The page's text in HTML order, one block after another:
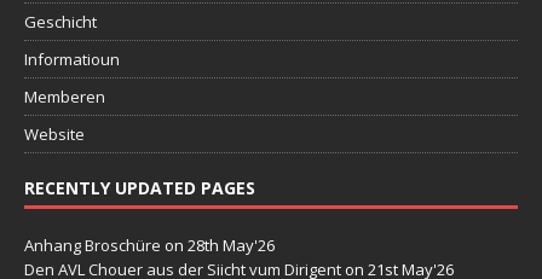
Geschicht
Informatioun
Memberen
Website
RECENTLY UPDATED PAGES
Anhang Broschüre on 28th May'26
Den AVL Chouer aus der Siicht vum Dirigent on 21st May'26